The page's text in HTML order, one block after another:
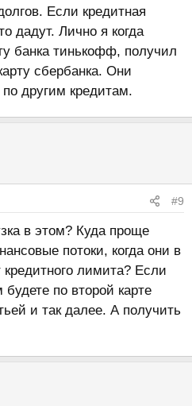
Если кредитная
дадут. Лично я когда
банка тинькофф, получил
сбербанка. Они
другим кредитам.
#9
в этом? Куда проще
потоки, когда они в
лимита? Если
по второй карте
и так далее. А получить